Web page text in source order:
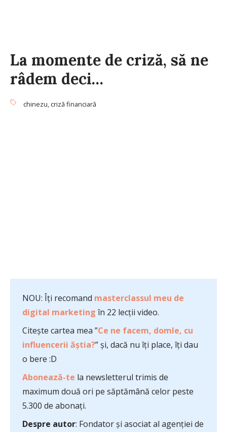
La momente de criză, să ne
râdem deci…
chinezu, criză financiară
NOU: Îți recomand masterclassul meu de
digital marketing în 22 lecții video.
Citește cartea mea ”Ce ne facem, domle, cu
influencerii ăștia?” și, dacă nu îți place, îți dau
o bere :D
Abonează-te la newsletterul trimis de
maximum două ori pe săptămână celor peste
5.300 de abonați.
Despre autor: Fondator și asociat al agenției de